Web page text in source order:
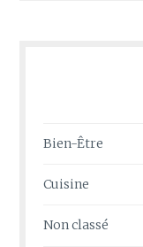
Bien-Être
Cuisine
Non classé